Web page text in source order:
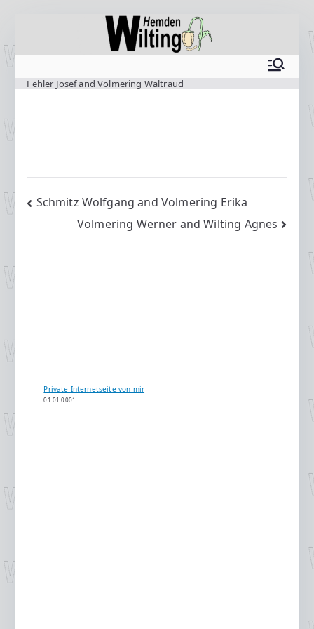
Inhalt
Fehler Josef and Volmering Waltraud
Beitragsnavigation
Schmitz Wolfgang and Volmering Erika
Volmering Werner and Wilting Agnes
Private Internetseite von mir
01.01.0001